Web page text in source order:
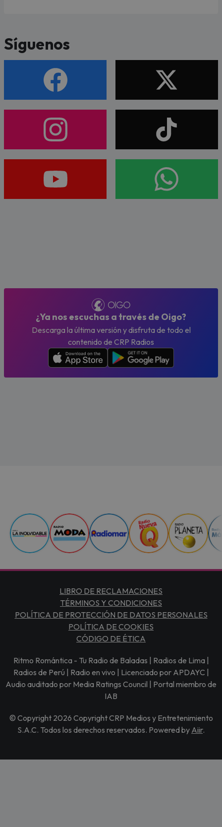
Síguenos
¿Ya nos escuchas a través de Oigo?
Descarga la última versión y disfruta de todo el
contenido de CRP Radios
LIBRO DE RECLAMACIONES
TÉRMINOS Y CONDICIONES
POLÍTICA DE PROTECCIÓN DE DATOS PERSONALES
POLÍTICA DE COOKIES
CÓDIGO DE ÉTICA
Ritmo Romántica - Tu Radio de Baladas | Radios de Lima |
Radios de Perú | Radio en vivo | Licenciado por APDAYC |
Audio auditado por Media Ratings Council | Portal miembro de
IAB
© Copyright 2026 Copyright CRP Medios y Entretenimiento
S.A.C. Todos los derechos reservados. Powered by Aiir.